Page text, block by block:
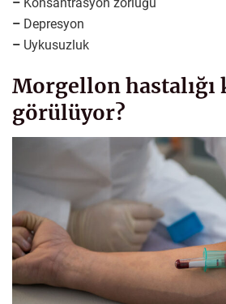
– Konsantrasyon zorluğu
– Depresyon
– Uykusuzluk
Morgellon
görülüyor?